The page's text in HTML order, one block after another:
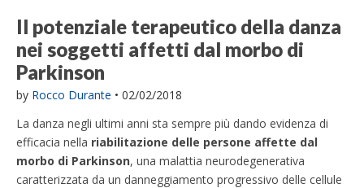
SocialNews
Il potenziale terapeutico della danza
nei soggetti affetti dal morbo di
Parkinson
by Rocco Durante • 02/02/2018
La danza negli ultimi anni sta sempre più dando evidenza di
efficacia nella riabilitazione delle persone affette dal
morbo di Parkinson, una malattia neurodegenerativa
caratterizzata da un danneggiamento progressivo delle cellule